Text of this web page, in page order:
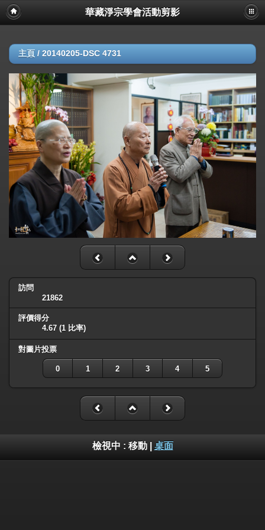
華藏淨宗學會活動剪影
主頁 / 20140205-DSC 4731
訪問
21862
評價得分
4.67 (1 比率)
對圖片投票
0 1 2 3 4 5
檢視中 : 移動| 桌面